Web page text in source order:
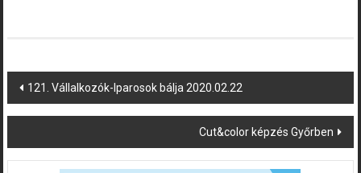
Post
navigation
121. Vállalkozók-Iparosok bálja 2020.02.22
Cut&color képzés Győrben